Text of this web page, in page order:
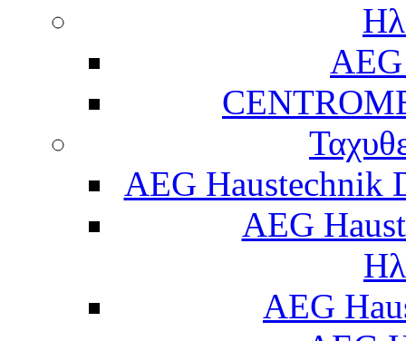
AEG Haustechnik
AEG
AEG